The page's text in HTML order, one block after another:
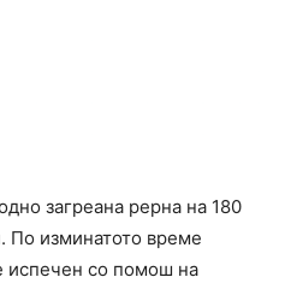
загреана рерна на 180
По изминатото време
испечен со помош на